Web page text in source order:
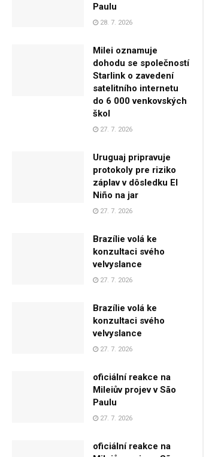
Paulu
28. 7. 2026
Milei oznamuje
dohodu se společností
Starlink o zavedení
satelitního internetu
do 6 000 venkovských
škol
27. 7. 2026
Uruguaj pripravuje
protokoly pre riziko
záplav v dôsledku El
Niño na jar
27. 7. 2026
Brazílie volá ke
konzultaci svého
velvyslance
27. 7. 2026
Brazílie volá ke
konzultaci svého
velvyslance
27. 7. 2026
oficiální reakce na
Mileiův projev v São
Paulu
27. 7. 2026
oficiální reakce na